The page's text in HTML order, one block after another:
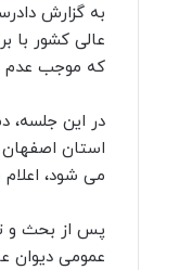
به گزارش
عالی کشور با
که موجب عدم
در این جلسه،
استان
می شود،
پس از بحث و
عمومی دیوان